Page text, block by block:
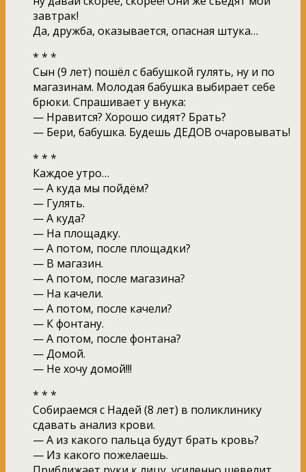
завтрак!
Да, дружба, оказывается, опасная штука…
* * *
Сын (9 лет) пошёл с бабушкой гулять, ну и по
магазинам. Молодая бабушка выбирает себе
брюки. Спрашивает у внука:
— Нравится? Хорошо сидят? Брать?
— Бери, бабушка. Будешь ДЕДОВ очаровывать!
* * *
Каждое утро…
— А куда мы пойдём?
— Гулять.
— А куда?
— На площадку.
— А потом, после площадки?
— В магазин.
— А потом, после магазина?
— На качели.
— А потом, после качели?
— К фонтану.
— А потом, после фонтана?
— Домой.
— Не хочу домой!!!
* * *
Собираемся с Надей (8 лет) в поликлинику
сдавать анализ крови.
— А из какого пальца будут брать кровь?
— Из какого пожелаешь.